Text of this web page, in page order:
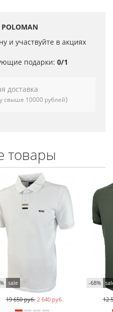
и участвуйте в акциях
подарки: 0/1
доставка
свыше 10000 рублей)
товары
sale
19 650 руб. 2 640 руб.
-68%
12